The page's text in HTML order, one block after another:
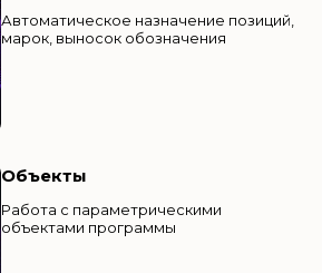
Автоматическое назначение позиций,
марок, выносок обозначения
Объекты
Работа с параметрическими
объектами программы